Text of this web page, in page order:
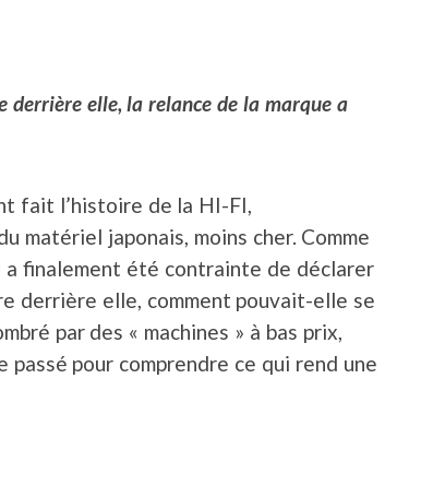
derrière elle, la relance de la marque a
fait l’histoire de la HI-FI,
matériel japonais, moins cher. Comme
a finalement été contrainte de déclarer
derrière elle, comment pouvait-elle se
par des « machines » à bas prix,
pour comprendre ce qui rend une